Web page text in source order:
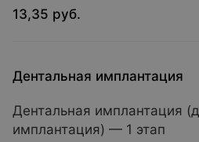
13,35 руб.
Дентальная имплантация
Дентальная имплантация
имплантация) — 1 этап